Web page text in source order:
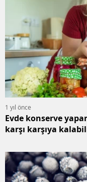
1 yıl önce
Evde konserve
karşı karşıya